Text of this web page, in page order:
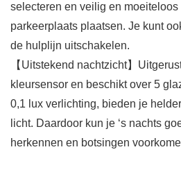
selecteren en veilig en
parkeerplaats plaatsen. Je kunt
de hulplijn uitschakelen.
【Uitstekend nachtzicht】
kleursensor en beschikt over 5
0,1 lux verlichting, bieden je
licht. Daardoor kun je ‘s nachts
herkennen en botsingen